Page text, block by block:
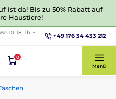
ist da! Bis zu 50% Rabatt auf
Haustiere!
10-18, Th-Fr
+49 176 34 433 212
0
Menü